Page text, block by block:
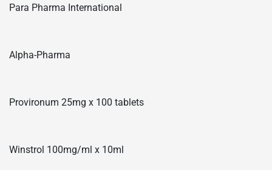
Para Pharma International
Alpha-Pharma
Provironum 25mg x 100 tablets
Winstrol 100mg/ml x 10ml